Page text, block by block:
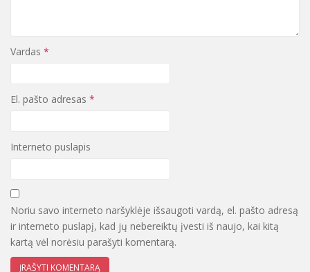
Vardas *
El. pašto adresas *
Interneto puslapis
Noriu savo interneto naršyklėje išsaugoti vardą, el. pašto adresą
ir interneto puslapį, kad jų nebereiktų įvesti iš naujo, kai kitą
kartą vėl norėsiu parašyti komentarą.